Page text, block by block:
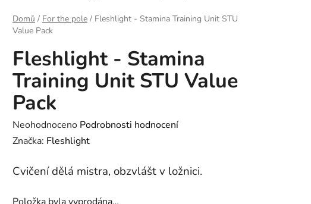
Domů / For the pole / Fleshlight - Stamina Training Unit STU
Value Pack
Fleshlight - Stamina
Training Unit STU Value
Pack
Průměrné
hodnocení
je
Neohodnoceno Podrobnosti hodnocení
Značka: Fleshlight
Cvičení dělá mistra, obzvlášt v ložnici.